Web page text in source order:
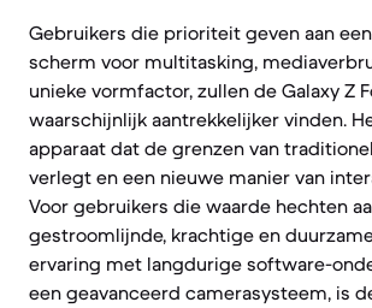
Gebruikers die prioriteit geven aan
scherm voor multitasking,
unieke vormfactor, zullen de Galaxy Z
waarschijnlijk aantrekkelijker vinden.
apparaat dat de grenzen van
verlegt en een nieuwe manier van
Voor gebruikers die waarde hechten
gestroomlijnde, krachtige en
ervaring met langdurige software-
een geavanceerd camerasysteem, is